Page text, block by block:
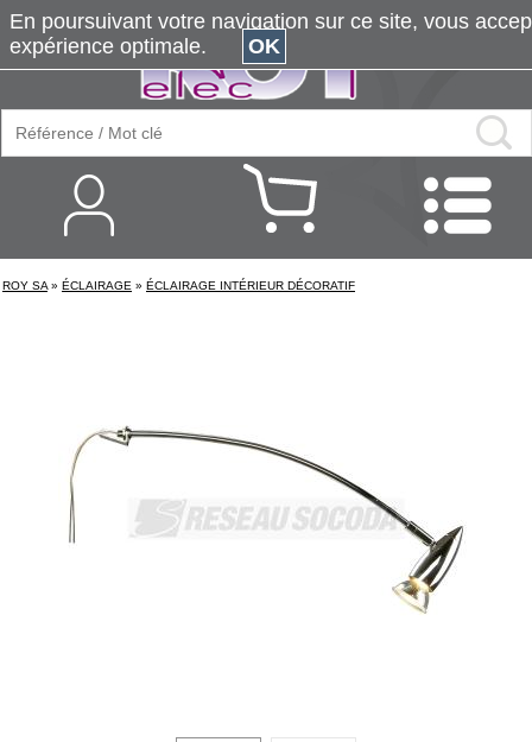
ROY SA » ÉCLAIRAGE » ÉCLAIRAGE INTÉRIEUR DÉCORATIF
En poursuivant votre navigation sur ce site, vous
expérience optimale.
OK